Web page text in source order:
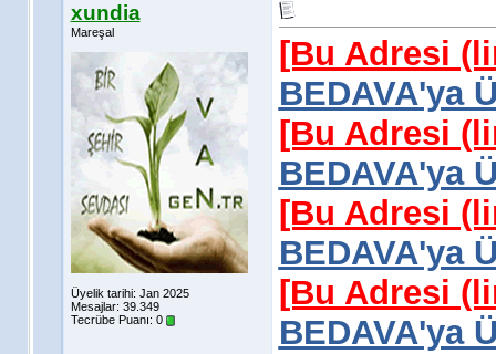
xundia
Mareşal
Üyelik tarihi: Jan 2025
Mesajlar: 39.349
Tecrübe Puanı: 0
[Bu Adresi
BEDAVA'ya
[Bu Adresi
BEDAVA'ya
[Bu Adresi
BEDAVA'ya
[Bu Adresi
BEDAVA'ya